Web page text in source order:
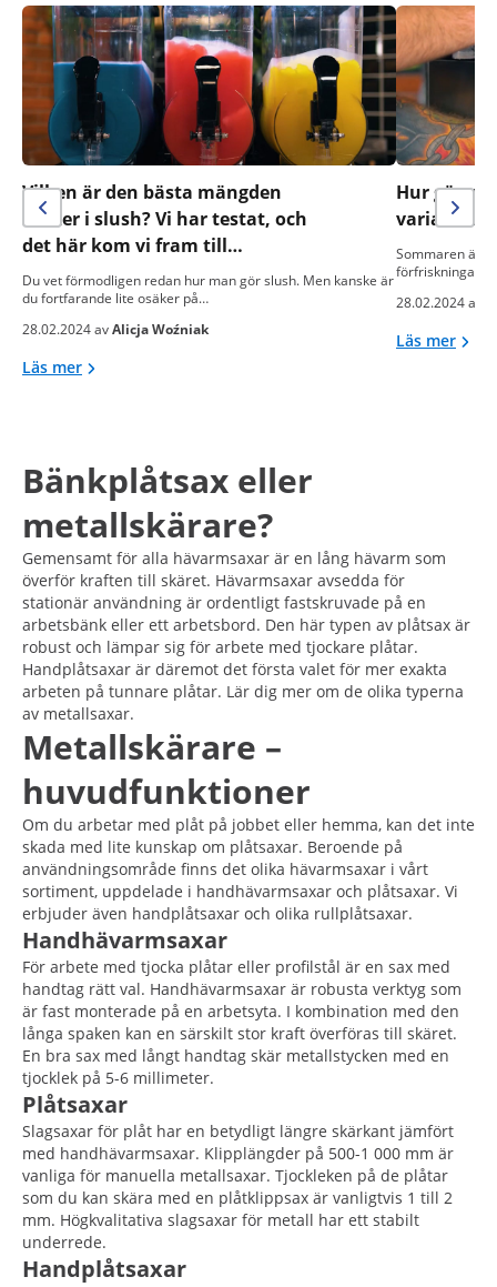
Vilken är den bästa mängden
socker i slush? Vi har testat, och
det här kom vi fram till…
Du vet förmodligen redan hur man gör slush. Men kanske är
du fortfarande lite osäker på…
28.02.2024 avAlicja Woźniak
Läs mer
Hur gör
varianter!
Sommaren är
förfriskningar.
28.02.2024 av
Läs mer
Bänkplåtsax eller
metallskärare?
Gemensamt för alla hävarmsaxar är en lång hävarm som
överför kraften till skäret. Hävarmsaxar avsedda för
stationär användning är ordentligt fastskruvade på en
arbetsbänk eller ett arbetsbord. Den här typen av plåtsax är
robust och lämpar sig för arbete med tjockare plåtar.
Handplåtsaxar är däremot det första valet för mer exakta
arbeten på tunnare plåtar. Lär dig mer om de olika typerna
av metallsaxar.
Metallskärare –
huvudfunktioner
Om du arbetar med plåt på jobbet eller hemma, kan det inte
skada med lite kunskap om plåtsaxar. Beroende på
användningsområde finns det olika hävarmsaxar i vårt
sortiment, uppdelade i handhävarmsaxar och plåtsaxar. Vi
erbjuder även handplåtsaxar och olika rullplåtsaxar.
Handhävarmsaxar
För arbete med tjocka plåtar eller profilstål är en sax med
handtag rätt val. Handhävarmsaxar är robusta verktyg som
är fast monterade på en arbetsyta. I kombination med den
långa spaken kan en särskilt stor kraft överföras till skäret.
En bra sax med långt handtag skär metallstycken med en
tjocklek på 5-6 millimeter.
Plåtsaxar
Slagsaxar för plåt har en betydligt längre skärkant jämfört
med handhävarmsaxar. Klipplängder på 500-1 000 mm är
vanliga för manuella metallsaxar. Tjockleken på de plåtar
som du kan skära med en plåtklippsax är vanligtvis 1 till 2
mm. Högkvalitativa slagsaxar för metall har ett stabilt
underrede.
Handplåtsaxar